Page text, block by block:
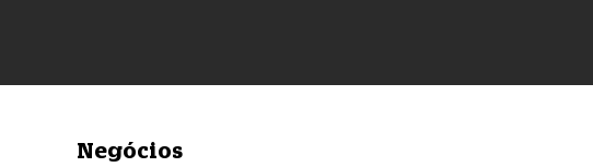
Negócios